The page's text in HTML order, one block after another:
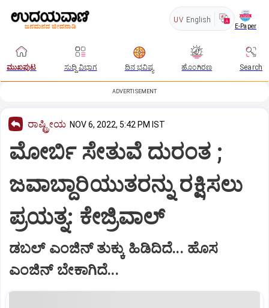
UV English
E-Paper
ಮುಖಪುಟ ಸುದ್ದಿ ವಿಭಾಗ ದಿನ ಭವಿಷ್ಯ ಹೊಂಗಿರಣ Search
ADVERTISEMENT
ರಾಷ್ಟ್ರೀಯ NOV 6, 2022, 5:42 PM IST
ಮೋರ್ಬಿ ಸೇತುವೆ ದುರಂತ ;
ಜವಾಬ್ದಾರಿಯುತರನ್ನು ರಕ್ಷಿಸಲು
ಪ್ರಯತ್ನ: ಕೇಜ್ರಿವಾಲ್
ಡಬಲ್ ಎಂಜಿನ್ ತುಕ್ಕು ಹಿಡಿದಿದೆ... ಹೊಸ
ಎಂಜಿನ್ ಬೇಕಾಗಿದೆ...